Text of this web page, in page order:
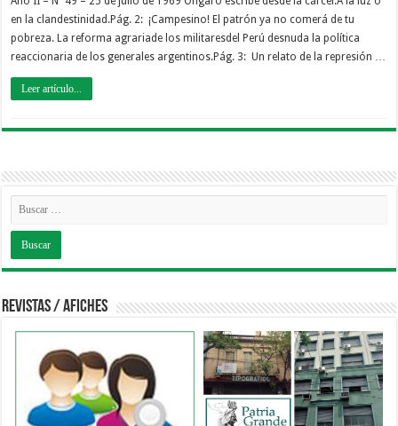
en la clandestinidad.Pág. 2: ¡Campesino! El patrón ya no comerá de tu
pobreza. La reforma agrariade los militaresdel Perú desnuda la política
reaccionaria de los generales argentinos.Pág. 3: Un relato de la represión …
Leer artículo...
Revistas / Afiches